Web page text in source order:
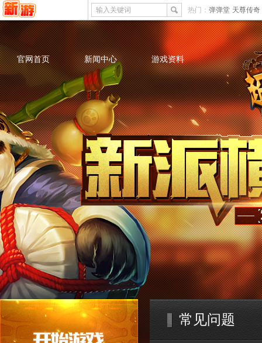
输入关键词 热门： 弹弹堂 天尊传奇
官网首页 新闻中心 游戏资料
常见问题